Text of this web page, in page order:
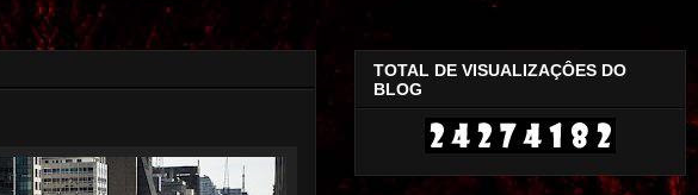
TOTAL DE VISUALIZAÇÔES DO
BLOG